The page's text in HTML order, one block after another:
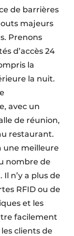
de barrières
majeurs
Prenons
d’accès 24
la
la nuit.
avec un
de réunion,
restaurant.
une meilleure
nombre de
n’y a plus de
RFID ou de
et les
facilement
clients de